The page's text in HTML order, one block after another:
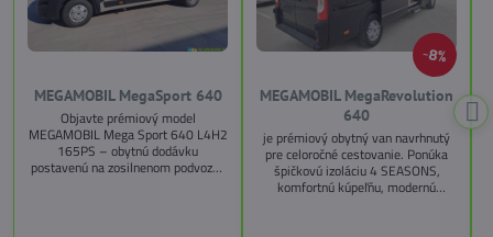
MEGAMOBIL MegaSport 640
Objavte prémiový model
MEGAMOBIL Mega Sport 640 L4H2
165PS – obytnú dodávku
postavenú na zosilnenom podvozku
8%
MEGAMOBIL MegaRevolution
640
je prémiový obytný van navrhnutý
pre celoročné cestovanie. Ponúka
špičkovú izoláciu 4 SEASONS,
komfortnú kúpeľňu, modernú